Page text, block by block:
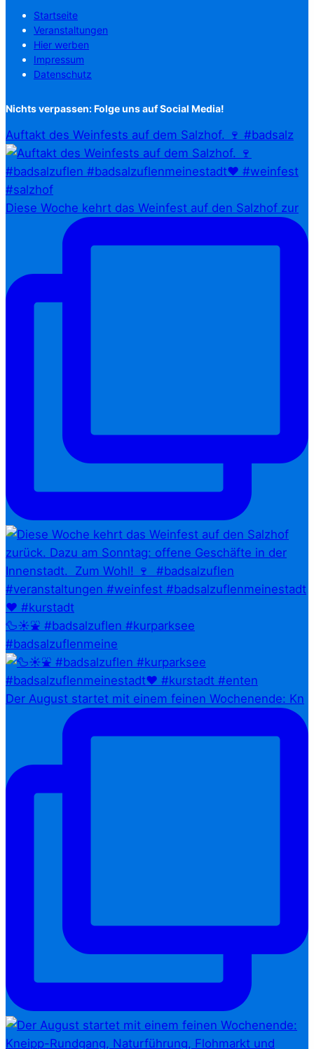
Startseite
Veranstaltungen
Hier werben
Impressum
Datenschutz
Nichts verpassen: Folge uns auf Social Media!
Auftakt des Weinfests auf dem Salzhof. 🍷 #badsalz
Diese Woche kehrt das Weinfest auf den Salzhof zur
🦆☀️⛲ #badsalzuflen #kurparksee
#badsalzuflenmeine
Der August startet mit einem feinen Wochenende: Kn